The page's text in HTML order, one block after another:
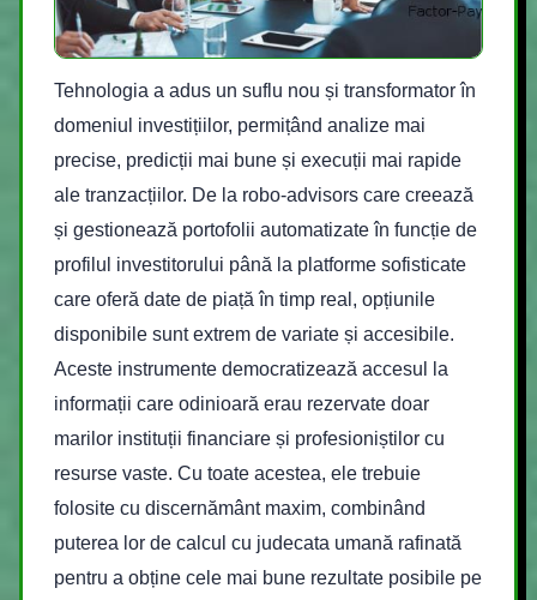
Tehnologia a adus un suflu nou și transformator în
domeniul investițiilor, permițând analize mai
precise, predicții mai bune și execuții mai rapide
ale tranzacțiilor. De la robo-advisors care creează
și gestionează portofolii automatizate în funcție de
profilul investitorului până la platforme sofisticate
care oferă date de piață în timp real, opțiunile
disponibile sunt extrem de variate și accesibile.
Aceste instrumente democratizează accesul la
informații care odinioară erau rezervate doar
marilor instituții financiare și profesioniștilor cu
resurse vaste. Cu toate acestea, ele trebuie
folosite cu discernământ maxim, combinând
puterea lor de calcul cu judecata umană rafinată
pentru a obține cele mai bune rezultate posibile pe